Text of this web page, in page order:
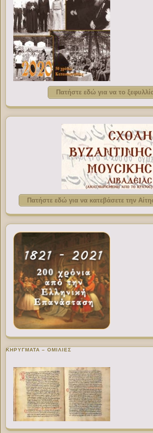
Πατήστε εδώ για να το
Πατήστε εδώ για να κατεβάσετε την
ΚΗΡΥΓΜΑΤΑ – ΟΜΙΛΙΕΣ